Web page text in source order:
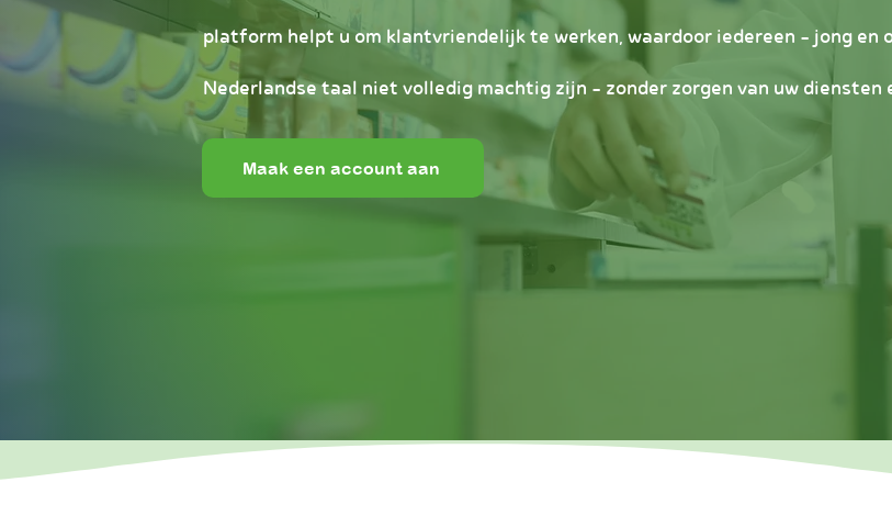
platform helpt u om klantvriendelijk te werken, waardoor iedereen – jong en
Nederlandse taal niet volledig machtig zijn – zonder zorgen van uw
Maak een account aan